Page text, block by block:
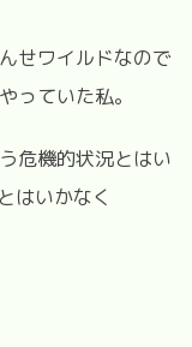
せワイルドなので
っていた私。
危機的状況とはい
はいかなく